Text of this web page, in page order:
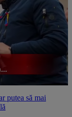
putea să mai